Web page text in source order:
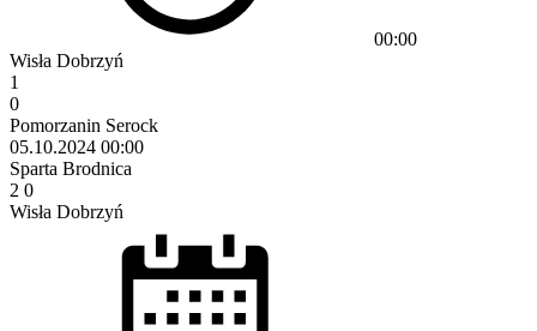
00:00
Wisła Dobrzyń
1
0
Pomorzanin Serock
05.10.2024 00:00
Sparta Brodnica
2 0
Wisła Dobrzyń